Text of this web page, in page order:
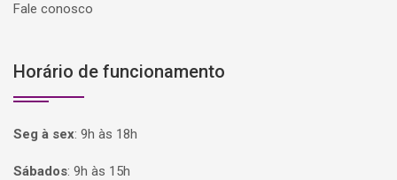
Fale conosco
Horário de funcionamento
Seg à sex: 9h às 18h
Sábados: 9h às 15h